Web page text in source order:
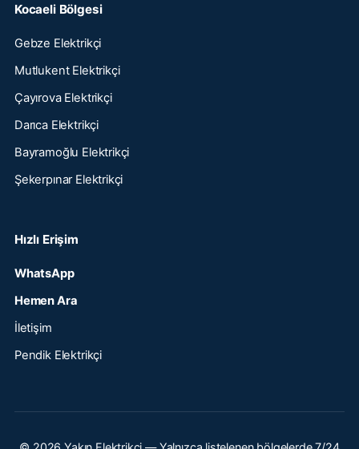
Kocaeli Bölgesi
Gebze Elektrikçi
Mutlukent Elektrikçi
Çayırova Elektrikçi
Darıca Elektrikçi
Bayramoğlu Elektrikçi
Şekerpınar Elektrikçi
Hızlı Erişim
WhatsApp
Hemen Ara
İletişim
Pendik Elektrikçi